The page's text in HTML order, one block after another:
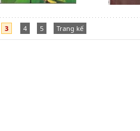
3 4 5 Trang kế